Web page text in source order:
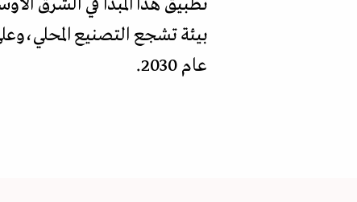
بيئة تشجع التصنيع
عام 2030.